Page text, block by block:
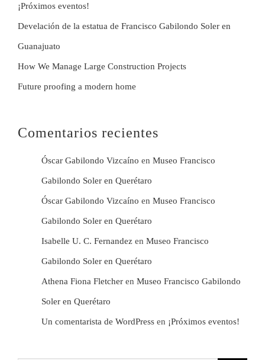
¡Próximos eventos!
Develación de la estatua de Francisco Gabilondo Soler en
Guanajuato
How We Manage Large Construction Projects
Future proofing a modern home
Comentarios recientes
Óscar Gabilondo Vizcaíno en Museo Francisco
Gabilondo Soler en Querétaro
Óscar Gabilondo Vizcaíno en Museo Francisco
Gabilondo Soler en Querétaro
Isabelle U. C. Fernandez en Museo Francisco
Gabilondo Soler en Querétaro
Athena Fiona Fletcher en Museo Francisco Gabilondo
Soler en Querétaro
Un comentarista de WordPress en ¡Próximos eventos!